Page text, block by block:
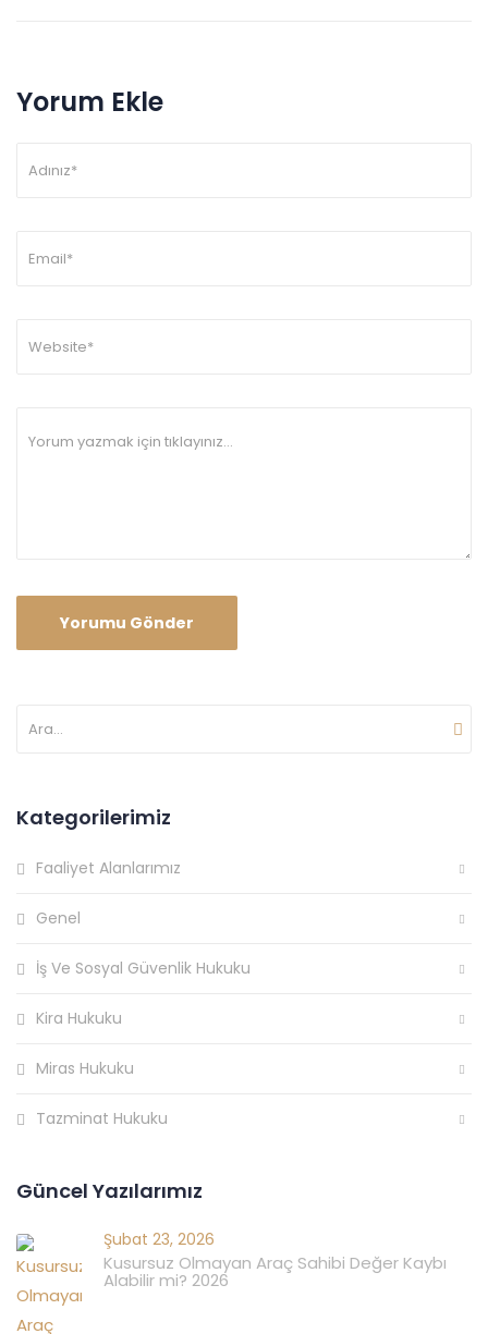
Yorum Ekle
Kategorilerimiz
Faaliyet Alanlarımız
Genel
İş Ve Sosyal Güvenlik Hukuku
Kira Hukuku
Miras Hukuku
Tazminat Hukuku
Güncel Yazılarımız
Şubat 23, 2026
Kusursuz Olmayan Araç Sahibi Değer Kaybı
Alabilir mi? 2026